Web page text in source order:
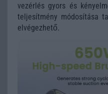
vezérlés gyors és
teljesítmény módosítása
elvégezhető.